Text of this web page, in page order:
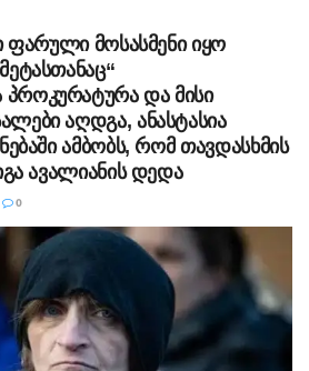
ფარული მოსასმენი იყო
და მისი
აღდგა, ანასტასია
ამბობს, რომ თავდასხმის
ავალიანის დედა
0